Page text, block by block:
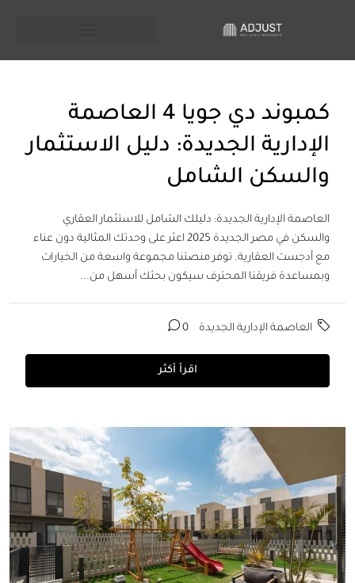
كمبوند دي جويا 4 العاصمة
الإدارية الجديدة: دليل الاستثمار
والسكن الشامل
العاصمة الإدارية الجديدة: دليلك الشامل للاستثمار العقاري
والسكن في مصر الجديدة 2025 اعثر على وحدتك المثالية دون عناء
مع أدجست العقارية. توفر منصتنا مجموعة واسعة من الخيارات
وبمساعدة فريقنا المحترف سيكون بحثك أسهل من...
العاصمة الإدارية الجديدة 0
اقرأ أكثر